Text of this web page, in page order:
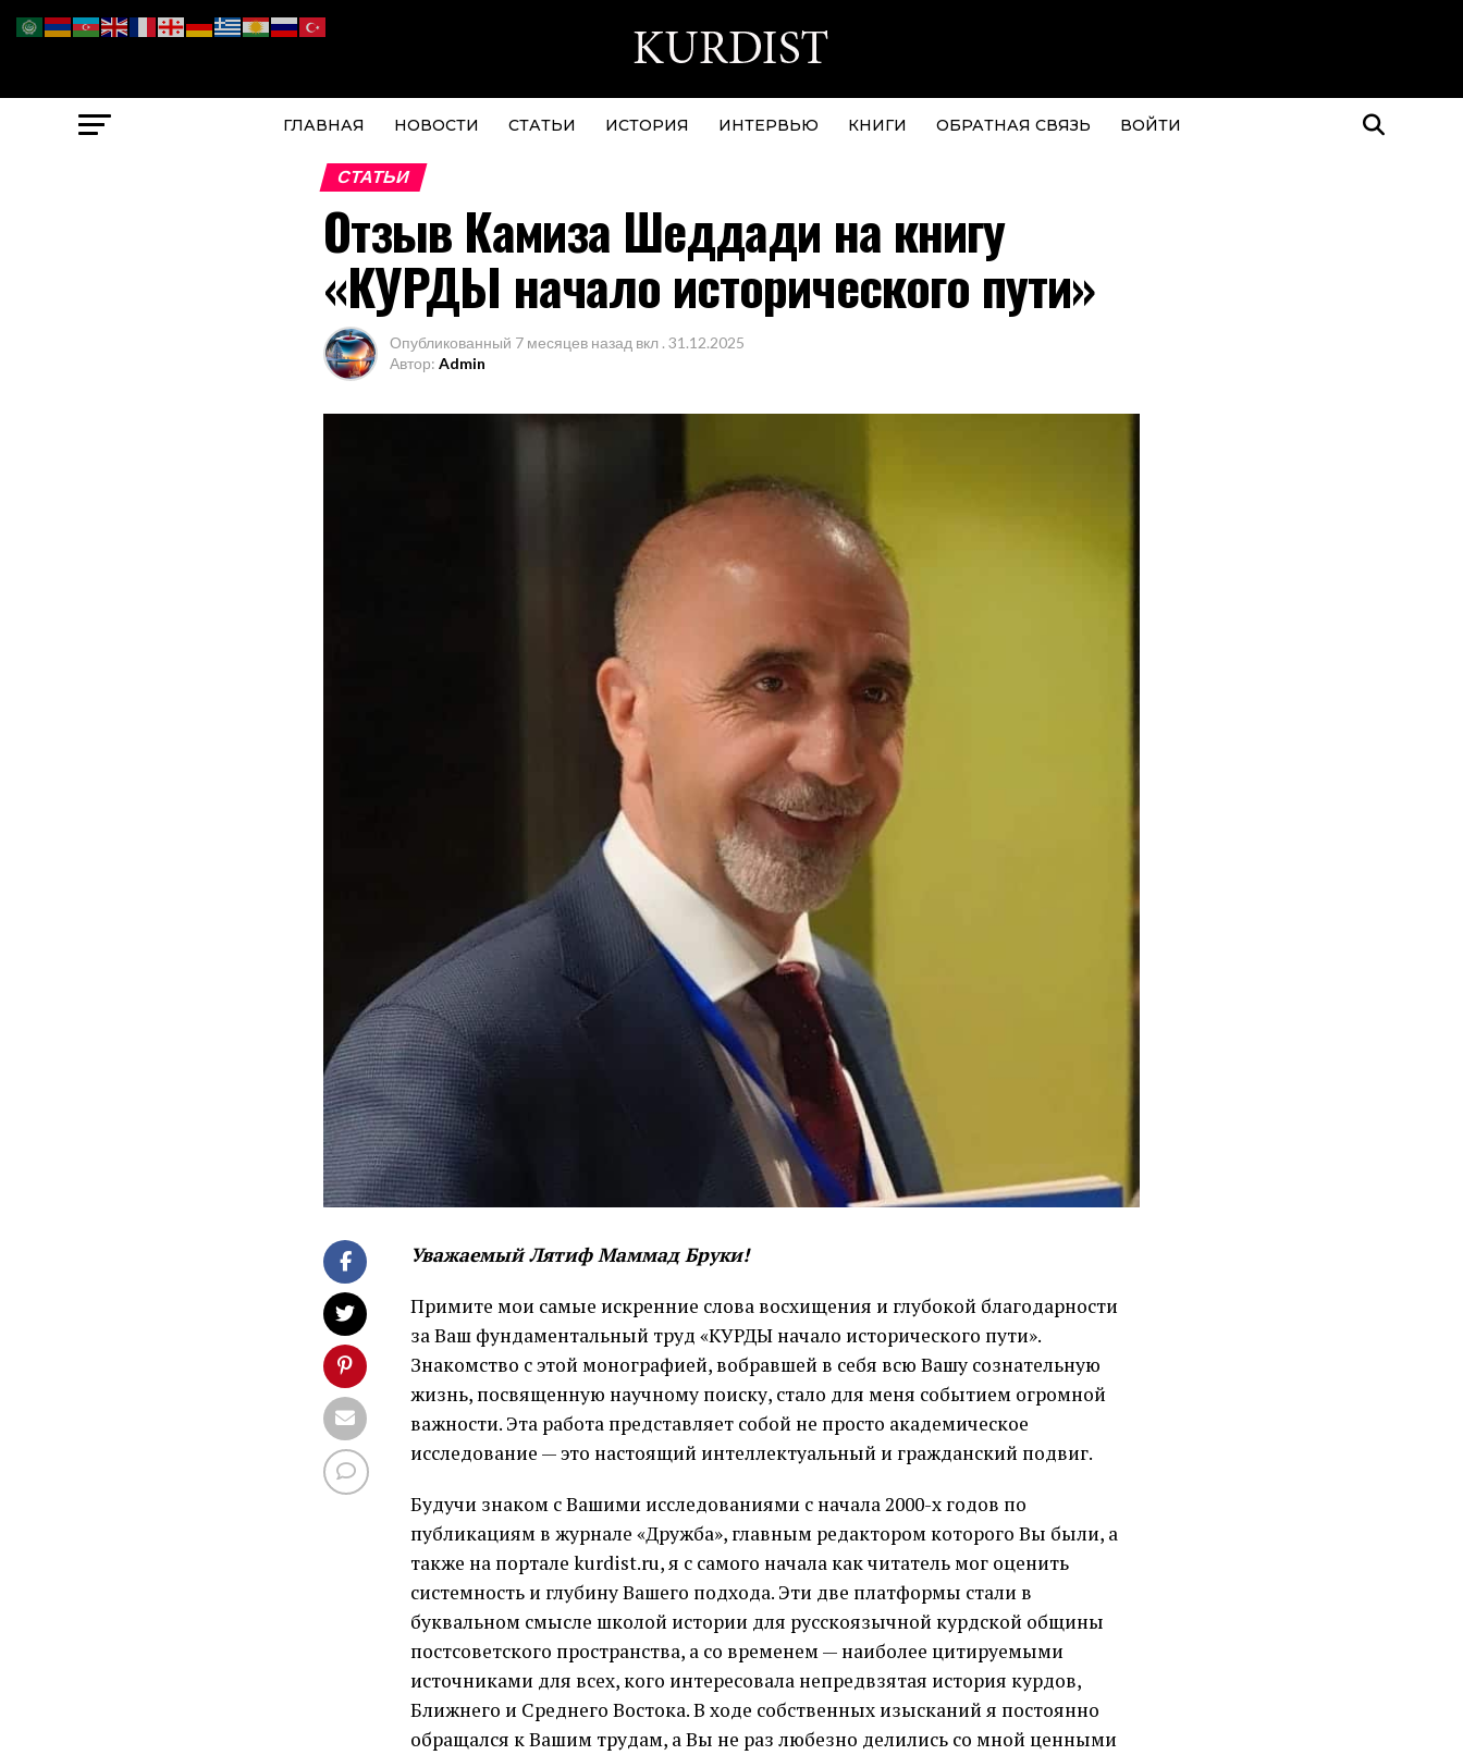
ГЛАВНАЯ НОВОСТИ СТАТЬИ ИСТОРИЯ ИНТЕРВЬЮ КНИГИ ОБРАТНАЯ СВЯЗЬ ВОЙТИ
СТАТЬИ
Отзыв Камиза Шеддади на книгу
«КУРДЫ начало исторического пути»
Опубликованный 7 месяцев назад вкл . 31.12.2025
Автор: Admin
Уважаемый Лятиф Маммад Бруки!
Примите мои самые искренние слова восхищения и глубокой благодарности
за Ваш фундаментальный труд «КУРДЫ начало исторического пути».
Знакомство с этой монографией, вобравшей в себя всю Вашу сознательную
жизнь, посвященную научному поиску, стало для меня событием огромной
важности. Эта работа представляет собой не просто академическое
исследование — это настоящий интеллектуальный и гражданский подвиг.
Будучи знаком с Вашими исследованиями с начала 2000-х годов по
публикациям в журнале «Дружба», главным редактором которого Вы были, а
также на портале kurdist.ru, я с самого начала как читатель мог оценить
системность и глубину Вашего подхода. Эти две платформы стали в
буквальном смысле школой истории для русскоязычной курдской общины
постсоветского пространства, а со временем — наиболее цитируемыми
источниками для всех, кого интересовала непредвзятая история курдов,
Ближнего и Среднего Востока. В ходе собственных изысканий я постоянно
обращался к Вашим трудам, а Вы не раз любезно делились со мной ценными